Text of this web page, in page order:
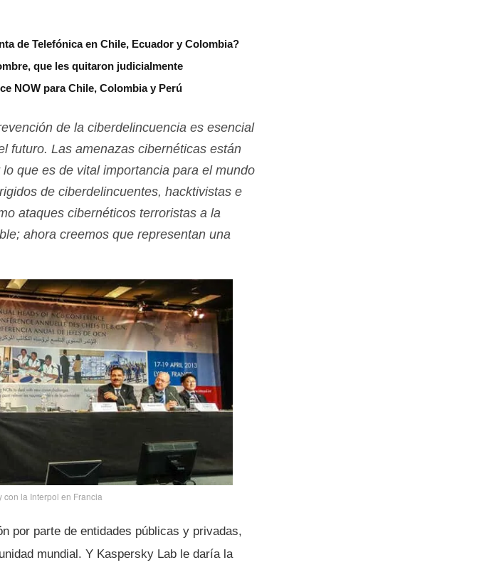
de Telefónica en Chile, Ecuador y Colombia?
que les quitaron judicialmente
NOW para Chile, Colombia y Perú
de la ciberdelincuencia es esencial
futuro. Las amenazas cibernéticas están
que es de vital importancia para el mundo
de ciberdelincuentes, hacktivistas e
ataques cibernéticos terroristas a la
ahora creemos que representan una
con la Interpol en Francia
por parte de entidades públicas y privadas,
mundial. Y Kaspersky Lab le darí­a la